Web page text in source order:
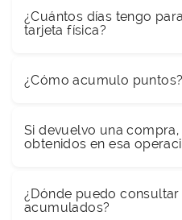
¿Cuántos días tengo
tarjeta física?
¿Cómo acumulo puntos?
Si devuelvo una
obtenidos en esa
¿Dónde puedo
acumulados?